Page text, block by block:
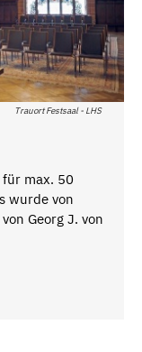
Trauort Festsaal - LHS
max. 50
wurde von
Georg J. von